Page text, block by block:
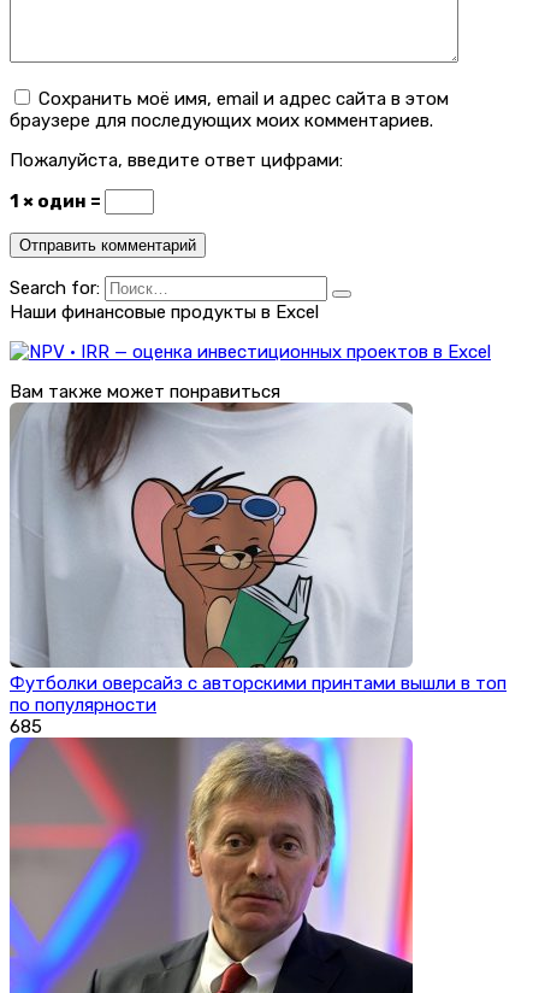
Сохранить моё имя, email и адрес сайта в этом
браузере для последующих моих комментариев.
Пожалуйста, введите ответ цифрами:
1 × один =
Search for:
Наши финансовые продукты в Excel
Вам также может понравиться
Футболки оверсайз с авторскими принтами вышли в топ
по популярности
685